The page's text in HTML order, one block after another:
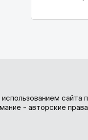
сайта
- авторские